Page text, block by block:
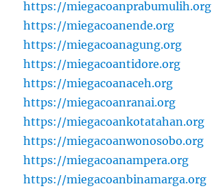
https://miegacoanprabumulih.org
https://miegacoanende.org
https://miegacoanagung.org
https://miegacoantidore.org
https://miegacoanaceh.org
https://miegacoanranai.org
https://miegacoankotatahan.org
https://miegacoanwonosobo.org
https://miegacoanampera.org
https://miegacoanbinamarga.org